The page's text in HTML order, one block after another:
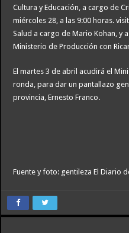
Cultura y Educación, a cargo de
miércoles 28, a las 9:00 horas.
Salud a cargo de Mario Kohan, y
Ministerio de Producción con
El martes 3 de abril acudirá el
ronda, para dar un pantallazo
provincia, Ernesto Franco.
Fuente y foto: gentileza El Diario